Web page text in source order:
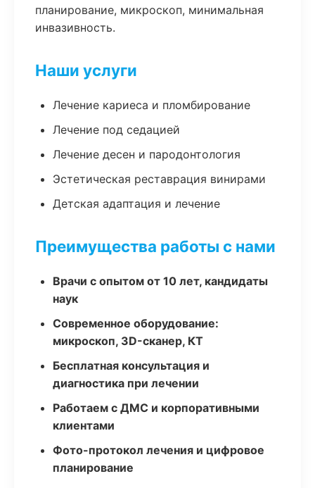
планирование, микроскоп, минимальная
инвазивность.
Наши услуги
Лечение кариеса и пломбирование
Лечение под седацией
Лечение десен и пародонтология
Эстетическая реставрация винирами
Детская адаптация и лечение
Преимущества работы с нами
Врачи с опытом от 10 лет, кандидаты
наук
Современное оборудование:
микроскоп, 3D-сканер, КТ
Бесплатная консультация и
диагностика при лечении
Работаем с ДМС и корпоративными
клиентами
Фото-протокол лечения и цифровое
планирование